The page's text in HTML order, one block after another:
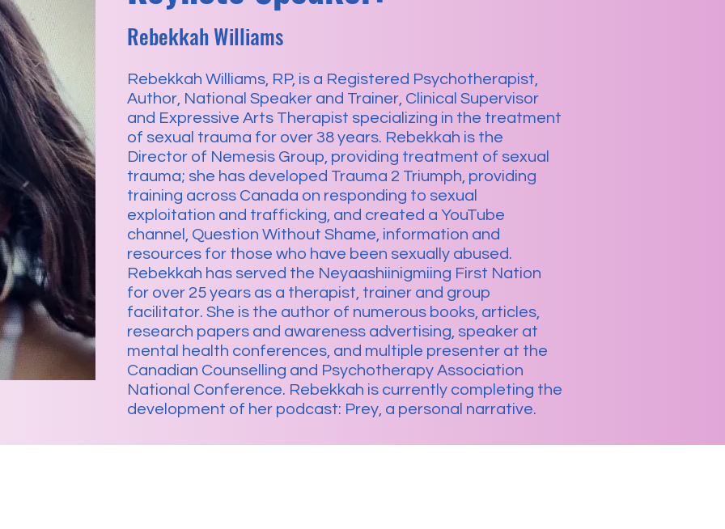
Rebekkah Williams
Rebekkah Williams, RP, is a Registered Psychotherapist,
Author, National Speaker and Trainer, Clinical Supervisor
and Expressive Arts Therapist specializing in the treatment
of sexual trauma for over 38 years. Rebekkah is the
Director of Nemesis Group, providing treatment of sexual
trauma; she has developed Trauma 2 Triumph, providing
training across Canada on responding to sexual
exploitation and trafficking, and created a YouTube
channel, Question Without Shame, information and
resources for those who have been sexually abused.
Rebekkah has served the Neyaashiinigmiing First Nation
for over 25 years as a therapist, trainer and group
facilitator. She is the author of numerous books, articles,
research papers and awareness advertising, speaker at
mental health conferences, and multiple presenter at the
Canadian Counselling and Psychotherapy Association
National Conference. Rebekkah is currently completing the
development of her podcast: Prey, a personal narrative.